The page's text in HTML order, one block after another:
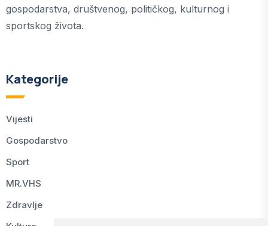
gospodarstva, društvenog, političkog, kulturnog i
sportskog života.
Kategorije
Vijesti
Gospodarstvo
Sport
MR.VHS
Zdravlje